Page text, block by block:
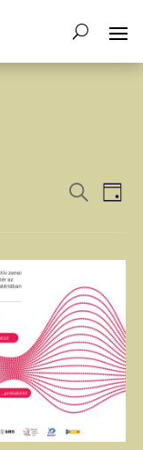
EVENTS
AND
VIEWS
Search
Day